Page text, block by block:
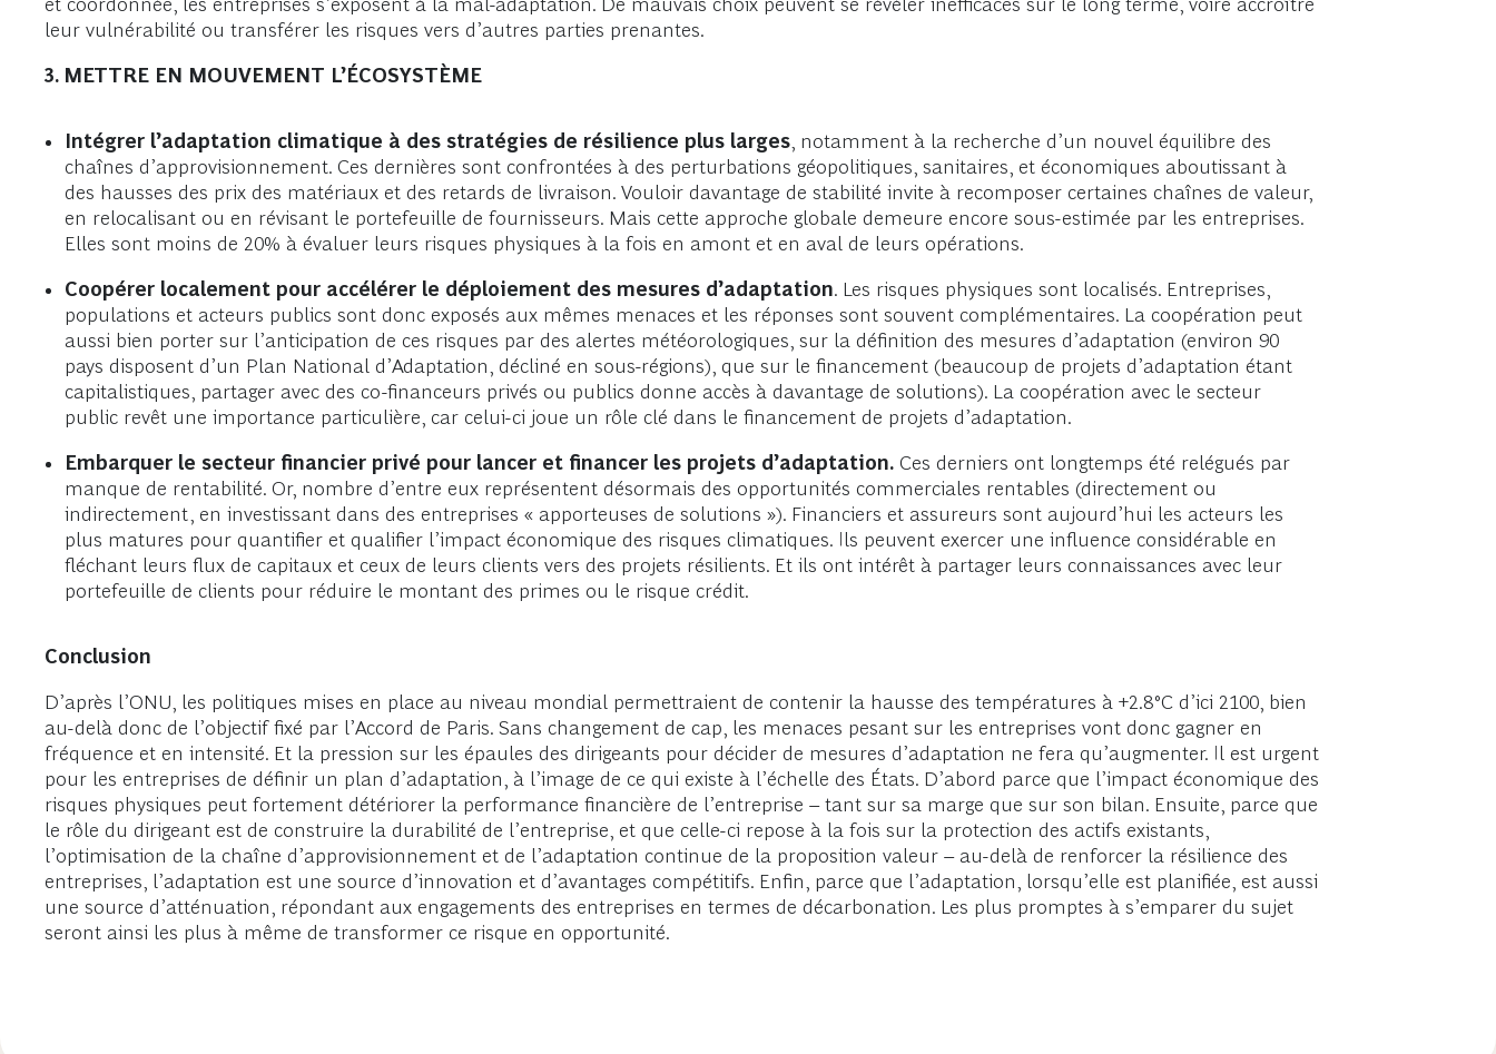
et coordonnée, les entreprises s’exposent à la mal-adaptation. De mauvais choix peuvent se révéler inefficaces sur le long terme, voire accroître
leur vulnérabilité ou transférer les risques vers d’autres parties prenantes.
3. METTRE EN MOUVEMENT L’ÉCOSYSTÈME
Intégrer l’adaptation climatique à des stratégies de résilience plus larges, notamment à la recherche d’un nouvel équilibre des
chaînes d’approvisionnement. Ces dernières sont confrontées à des perturbations géopolitiques, sanitaires, et économiques aboutissant à
des hausses des prix des matériaux et des retards de livraison. Vouloir davantage de stabilité invite à recomposer certaines chaînes de valeur,
en relocalisant ou en révisant le portefeuille de fournisseurs. Mais cette approche globale demeure encore sous-estimée par les entreprises.
Elles sont moins de 20% à évaluer leurs risques physiques à la fois en amont et en aval de leurs opérations.
Coopérer localement pour accélérer le déploiement des mesures d’adaptation. Les risques physiques sont localisés. Entreprises,
populations et acteurs publics sont donc exposés aux mêmes menaces et les réponses sont souvent complémentaires. La coopération peut
aussi bien porter sur l’anticipation de ces risques par des alertes météorologiques, sur la définition des mesures d’adaptation (environ 90
pays disposent d’un Plan National d’Adaptation, décliné en sous-régions), que sur le financement (beaucoup de projets d’adaptation étant
capitalistiques, partager avec des co-financeurs privés ou publics donne accès à davantage de solutions). La coopération avec le secteur
public revêt une importance particulière, car celui-ci joue un rôle clé dans le financement de projets d’adaptation.
Embarquer le secteur financier privé pour lancer et financer les projets d’adaptation. Ces derniers ont longtemps été relégués par
manque de rentabilité. Or, nombre d’entre eux représentent désormais des opportunités commerciales rentables (directement ou
indirectement, en investissant dans des entreprises « apporteuses de solutions »). Financiers et assureurs sont aujourd’hui les acteurs les
plus matures pour quantifier et qualifier l’impact économique des risques climatiques. Ils peuvent exercer une influence considérable en
fléchant leurs flux de capitaux et ceux de leurs clients vers des projets résilients. Et ils ont intérêt à partager leurs connaissances avec leur
portefeuille de clients pour réduire le montant des primes ou le risque crédit.
Conclusion
D’après l’ONU, les politiques mises en place au niveau mondial permettraient de contenir la hausse des températures à +2.8°C d’ici 2100, bien
au-delà donc de l’objectif fixé par l’Accord de Paris. Sans changement de cap, les menaces pesant sur les entreprises vont donc gagner en
fréquence et en intensité. Et la pression sur les épaules des dirigeants pour décider de mesures d’adaptation ne fera qu’augmenter. Il est urgent
pour les entreprises de définir un plan d’adaptation, à l’image de ce qui existe à l’échelle des États. D’abord parce que l’impact économique des
risques physiques peut fortement détériorer la performance financière de l’entreprise – tant sur sa marge que sur son bilan. Ensuite, parce que
le rôle du dirigeant est de construire la durabilité de l’entreprise, et que celle-ci repose à la fois sur la protection des actifs existants,
l’optimisation de la chaîne d’approvisionnement et de l’adaptation continue de la proposition valeur – au-delà de renforcer la résilience des
entreprises, l’adaptation est une source d’innovation et d’avantages compétitifs. Enfin, parce que l’adaptation, lorsqu’elle est planifiée, est aussi
une source d’atténuation, répondant aux engagements des entreprises en termes de décarbonation. Les plus promptes à s’emparer du sujet
seront ainsi les plus à même de transformer ce risque en opportunité.